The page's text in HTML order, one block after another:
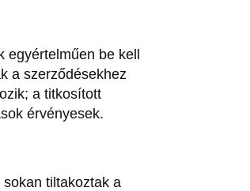
egyértelműen be kell
a szerződésekhez
a titkosított
érvényesek.
tiltakoztak a